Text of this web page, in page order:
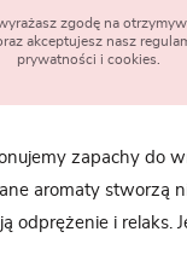
zgodę na
akceptujesz nasz
prywatności i cookies.
zapachy do
aromaty stworzą
odprężenie i relaks.